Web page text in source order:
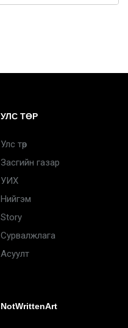
УЛС ТӨР
Улс төр
Засгийн газар
УИХ
Нийгэм
Story
Сурвалжлага
Асуулт
NotWrittenArt